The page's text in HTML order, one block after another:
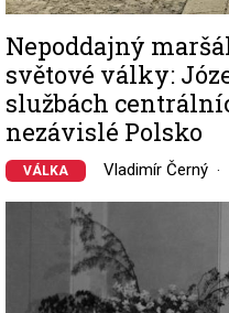
Nepoddajný
světové války:
službách
nezávislé Polsko
VÁLKA Vladimír Černý